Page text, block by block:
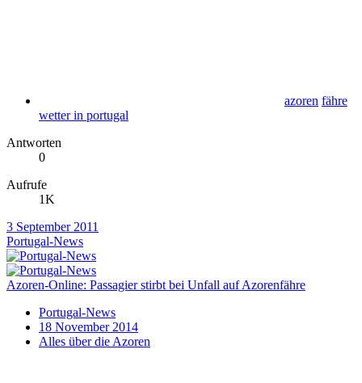
azoren fähre
wetter in portugal
Antworten
0
Aufrufe
1K
3 September 2011
Portugal-News
Azoren-Online: Passagier stirbt bei Unfall auf Azorenfähre
Portugal-News
18 November 2014
Alles über die Azoren